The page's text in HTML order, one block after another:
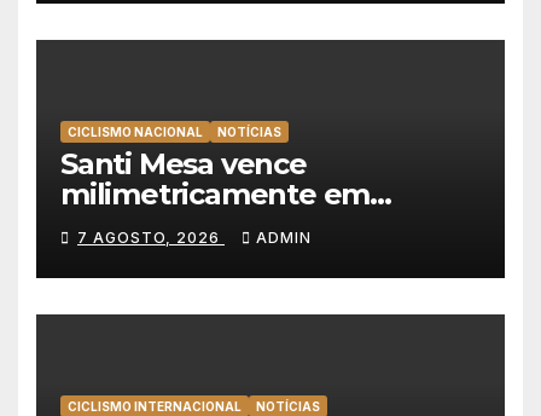
CICLISMO NACIONAL NOTÍCIAS
Santi Mesa vence
milimetricamente em
Albufeira, Rui Oliveira
mantém a amarela da Volta a
Portugal
7 AGOSTO, 2026 ADMIN
CICLISMO INTERNACIONAL NOTÍCIAS